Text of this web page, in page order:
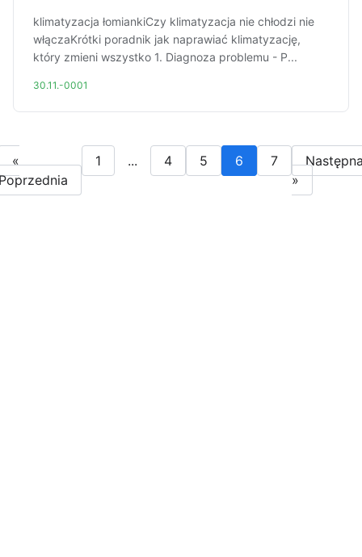
klimatyzacja łomiankiCzy klimatyzacja nie chłodzi nie
włączaKrótki poradnik jak naprawiać klimatyzację,
który zmieni wszystko 1. Diagnoza problemu - P...
30.11.-0001
«
1 ... 4 5 6 7
»